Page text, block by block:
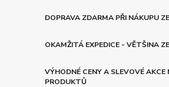
DOPRAVA ZDARMA PŘI NÁKUPU
OKAMŽITÁ EXPEDICE - VĚTŠINA
VÝHODNÉ CENY A SLEVOVÉ
PRODUKTŮ